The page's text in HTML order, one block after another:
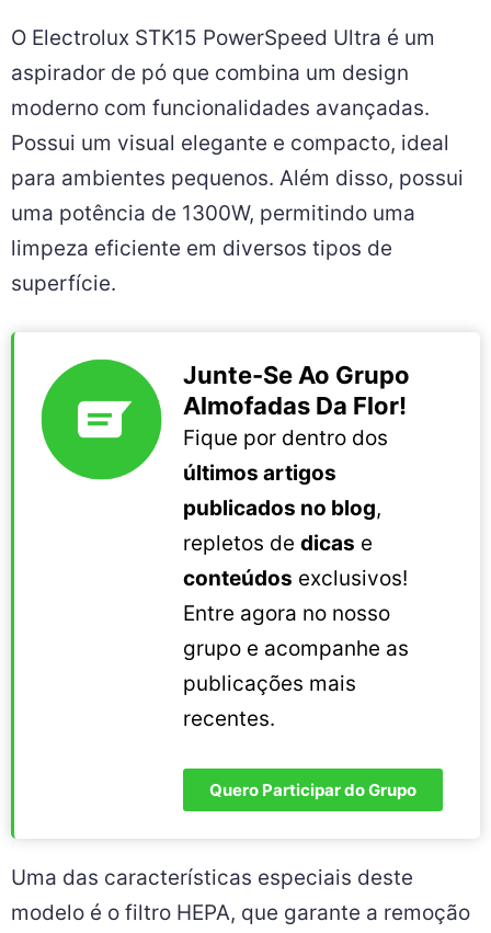
O Electrolux STK15 PowerSpeed Ultra é um
aspirador de pó que combina um design
moderno com funcionalidades avançadas.
Possui um visual elegante e compacto, ideal
para ambientes pequenos. Além disso, possui
uma potência de 1300W, permitindo uma
limpeza eficiente em diversos tipos de
superfície.
Junte-Se Ao Grupo
Almofadas Da Flor!
Fique por dentro dos
últimos artigos
publicados no blog,
repletos dedicas e
conteúdos exclusivos!
Entre agora no nosso
grupo e acompanhe as
publicações mais
recentes.
Quero Participar do Grupo
Uma das características especiais deste
modelo é o filtro HEPA, que garante a remoção